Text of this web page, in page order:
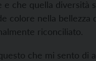
e che quella diversità
colore nella bellezza
riconciliato.
che mi sento di